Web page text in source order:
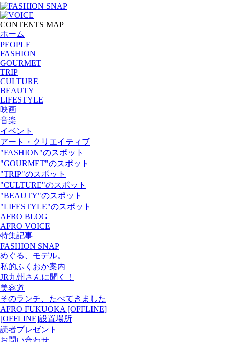
CONTENTS MAP
ホーム
PEOPLE
FASHION
GOURMET
TRIP
CULTURE
BEAUTY
LIFESTYLE
映画
音楽
イベント
アート・クリエイティブ
"FASHION"のスポット
"GOURMET"のスポット
"TRIP"のスポット
"CULTURE"のスポット
"BEAUTY"のスポット
"LIFESTYLE"のスポット
AFRO BLOG
AFRO VOICE
特集記事
FASHION SNAP
めぐる、モデル。
私的ふくおか案内
JR九州さんに聞く！
美容道
そのランチ、たべてきました
AFRO FUKUOKA [OFFLINE]
[OFFLINE]設置場所
読者プレゼント
お問い合わせ